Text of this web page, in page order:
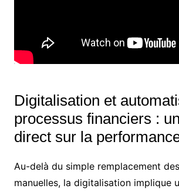
Digitalisation et
processus financiers :
direct sur la
Au-delà du simple remplacement
manuelles, la digitalisation implique